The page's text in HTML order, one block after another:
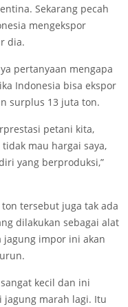
Sekarang pecah
mengekspor
dia.
pertanyaan mengapa
Indonesia bisa ekspor
surplus 13 juta ton.
petani kita,
mau hargai saya,
yang berproduksi,”
tersebut juga tak ada
dilakukan sebagai alat
impor ini akan
kecil dan ini
jagung marah lagi. Itu